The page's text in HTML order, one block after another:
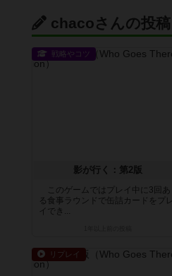
chacoさんの投稿
戦略やコツ
影が行く：第2版
このゲームではプレイ中に3回あ
る食事ラウンドで缶詰カードをプレ
イでき...
リプレイ